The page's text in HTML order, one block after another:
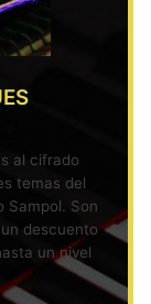
al cifrado
temas del
Sampol. Son
descuento
un nivel